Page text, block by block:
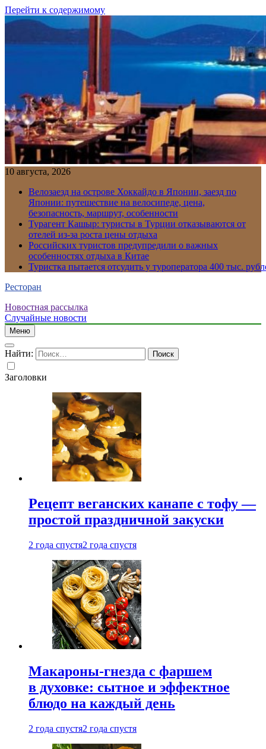
Перейти к содержимому
10 августа, 2026
Велозаезд на острове Хоккайдо в Японии, заезд по
Японии: путешествие на велосипеде, цена,
безопасность, маршрут, особенности
Турагент Кашыр: туристы в Турции отказываются от
отелей из-за роста цены отдыха
Российских туристов предупредили о важных
особенностях отдыха в Китае
Туристка пытается отсудить у туроператора 400 тыс.
Ресторан
Новостная рассылка
Случайные новости
Меню
Найти:
Заголовки
Рецепт веганских канапе с тофу —
простой праздничной закуски
2 года спустя2 года спустя
Макароны-гнезда с фаршем
в духовке: сытное и эффектное
блюдо на каждый день
2 года спустя2 года спустя